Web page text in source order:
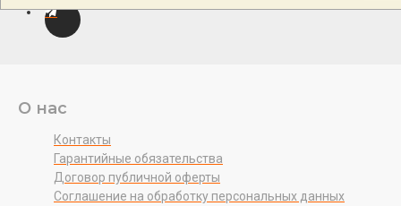
О нас
Контакты
Гарантийные обязательства
Договор публичной оферты
Соглашение на обработку персональных данных